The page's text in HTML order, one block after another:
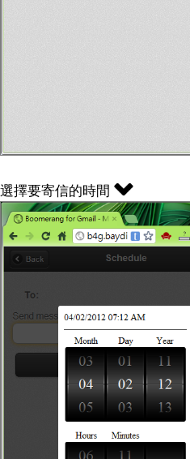
選擇要寄信的時間